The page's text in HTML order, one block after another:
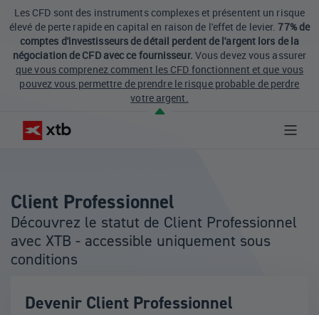
Les CFD sont des instruments complexes et présentent un risque
élevé de perte rapide en capital en raison de l'effet de levier.77% de
comptes d'investisseurs de détail perdent de l'argent lors de la
négociation de CFD avec ce fournisseur. Vous devez vous assurer
que vous comprenez comment les CFD fonctionnent et que vous
pouvez vous permettre de prendre le risque probable de perdre
votre argent.
Client Professionnel
Découvrez le statut de Client Professionnel
avec XTB - accessible uniquement sous
conditions
Devenir Client Professionnel